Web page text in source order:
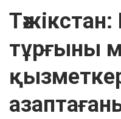
тұрғыны